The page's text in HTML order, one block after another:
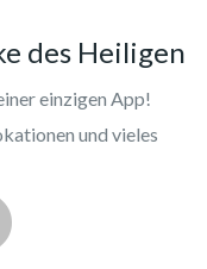
des Heiligen
einzigen App!
und vieles